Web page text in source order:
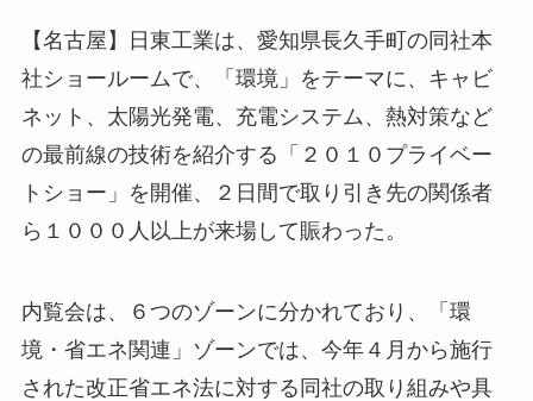
【名古屋】日東工業は、愛知県長久手町の同社本
社ショールームで、「環境」をテーマに、キャビ
ネット、太陽光発電、充電システム、熱対策など
の最前線の技術を紹介する「２０１０プライベー
トショー」を開催、２日間で取り引き先の関係者
ら１０００人以上が来場して賑わった。
内覧会は、６つのゾーンに分かれており、「環
境・省エネ関連」ゾーンでは、今年４月から施行
された改正省エネ法に対する同社の取り組みや具